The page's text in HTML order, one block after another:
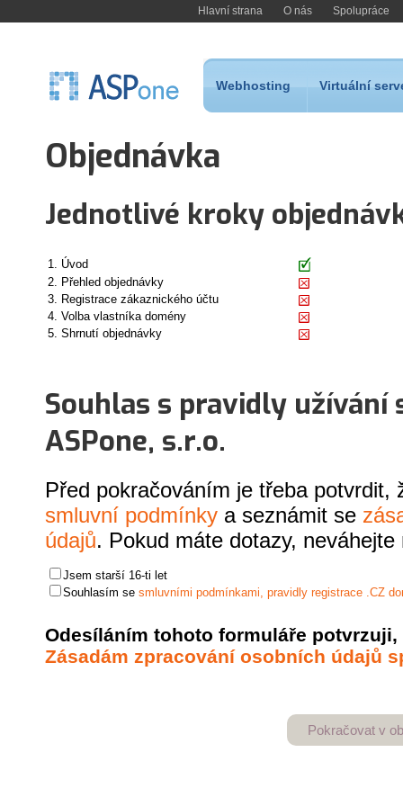
Hlavní strana O nás Spolupráce
Webhosting Virtuální
Objednávka
Jednotlivé kroky
1. Úvod
2. Přehled objednávky
3. Registrace zákaznického účtu
4. Volba vlastníka domény
5. Shrnutí objednávky
Souhlas s pravidly užívání
ASPone, s.r.o.
Před pokračováním je třeba
smluvní podmínky a seznámit se
údajů. Pokud máte dotazy,
Jsem starší 16-ti let
Souhlasím sesmluvními podmínkami, pravidly registrace .CZ
Odesíláním tohoto formuláře
Zásadám zpracování osobních údajů